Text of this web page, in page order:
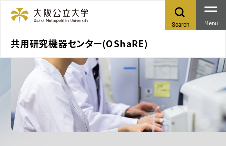
共用研究機器センター(OShaRE)
Search Menu